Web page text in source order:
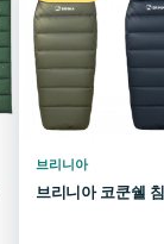
브리니아
브리니아 코쿤쉘